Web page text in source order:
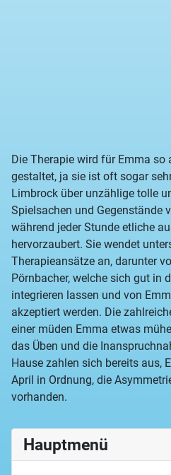
Hauptmenü
Die Therapie wird für Emma so
gestaltet, ja sie ist oft sogar
Limbrock über unzählige tolle
Spielsachen und Gegenstände
während jeder Stunde etliche
hervorzaubert. Sie wendet
Therapieansätze an, darunter
Pörnbacher, welche sich gut in
integrieren lassen und von
akzeptiert werden. Die
einer müden Emma etwas
das Üben und die
Hause zahlen sich bereits aus,
April in Ordnung, die
vorhanden.